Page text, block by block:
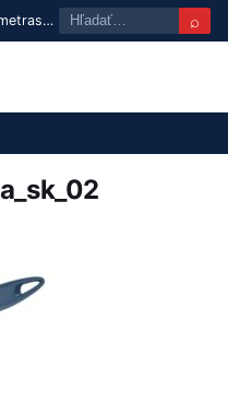
Filipíny zasiahlo silné zemetrasenie: Otrasy pocítili aj v Manile ⌕